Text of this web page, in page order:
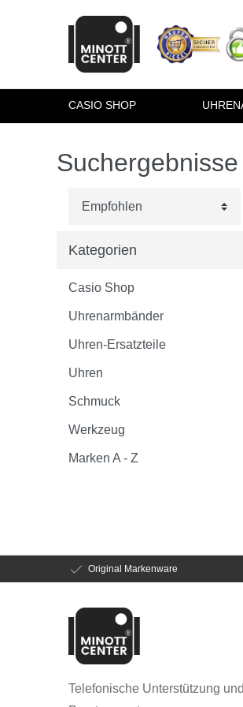
CASIO SHOP
Kategorien
Casio Shop
Uhrenarmbänder
Uhren-Ersatzteile
Uhren
Schmuck
Werkzeug
Marken A - Z
Original Markenware
Telefonische Unterstützung und